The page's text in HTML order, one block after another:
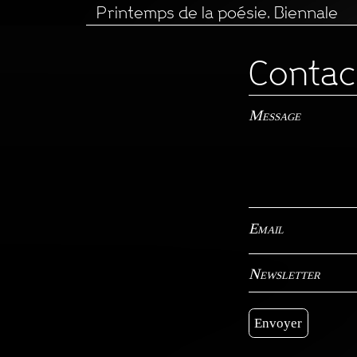
Printemps de la poésie. Biennale
Message
Email
Newsletter
Envoyer